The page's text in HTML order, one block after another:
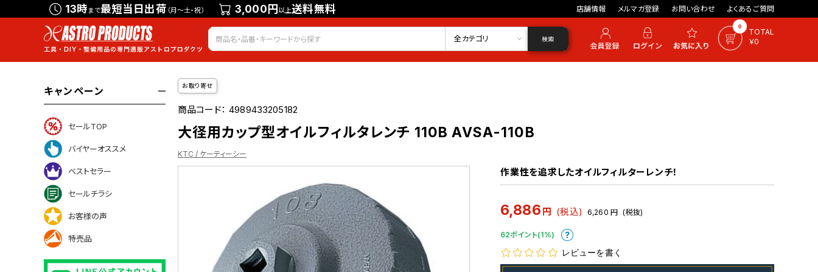
13時まで最短当日出荷 （月～土・祝） 3,000円以上送料無料 店舗情報 メルマガ登録 お問い合わせ よくあるご質問
会員登録 ログイン お気に入り 0
TOTAL
￥0
全カテゴリ 検索
キャンペーン
セールTOP
バイヤーオススメ
ベストセラー
セールチラシ
お客様の声
特売品
お取り寄せ
商品コード：4989433205182
大径用カップ型オイルフィルタレンチ 110B AVSA-110B
KTC / ケーティーシー
作業性を追求したオイルフィルターレンチ！
6,886 円 (税込) 6,260 円 (税抜)
62ポイント(1%)
レビューを書く